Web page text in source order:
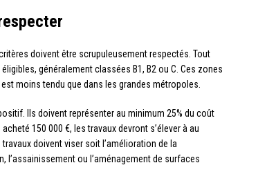
doivent être scrupuleusement respectés. Tout
généralement classées B1, B2 ou C. Ces zones
moins tendu que dans les grandes métropoles.
Ils doivent représenter au minimum 25% du coût
150 000 €, les travaux devront s’élever à au
doivent viser soit l’amélioration de la
l’assainissement ou l’aménagement de surfaces